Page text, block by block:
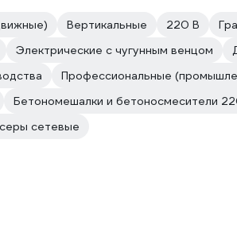
Вертикальные 220 В
Электрические с чугунным венцом
Профессиональные
Бетономешалки и бетоносмесители
сетевые